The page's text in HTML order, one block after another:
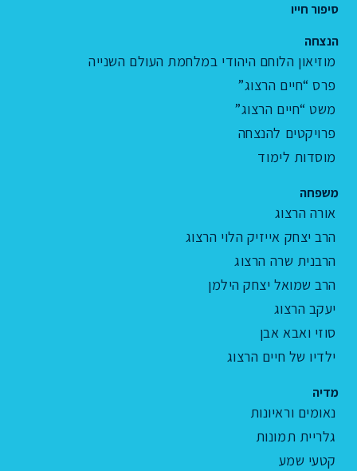
סיפור חייו
הנצחה
מוזיאון הלוחם היהודי במלחמת העולם השנייה
פרס “חיים הרצוג”
משט “חיים הרצוג”
פרויקטים להנצחה
מוסדות לימוד
משפחה
אורה הרצוג
הרב יצחק אייזיק הלוי הרצוג
הרבנית שרה הרצוג
הרב שמואל יצחק הילמן
יעקב הרצוג
סוזי ואבא אבן
ילדיו של חיים הרצוג
מדיה
נאומים וראיונות
גלריית תמונות
קטעי שמע